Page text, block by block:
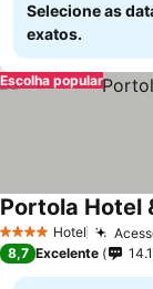
Selecione as
exatos.
Escolha popular
4 EstrelasHotel
Portola Hotel
8,7 Excelente